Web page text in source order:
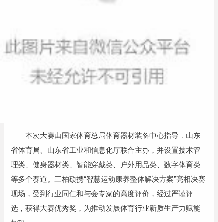
本次大赛由国家体育总局体育器材装备中心指导，山东
省体育局、山东省工业和信息化厅联合主办，并设置技术管
理类、健身器材类、智能穿戴类、户外用品类、数字体育类
等多个赛道。三柏硕携“智慧运动康养整体解决方案”亮相决赛
现场，受到行业同仁和与会专家的高度评价，经过严谨评
选，获得大赛优秀奖，为推动发展体育行业新质生产力赋能